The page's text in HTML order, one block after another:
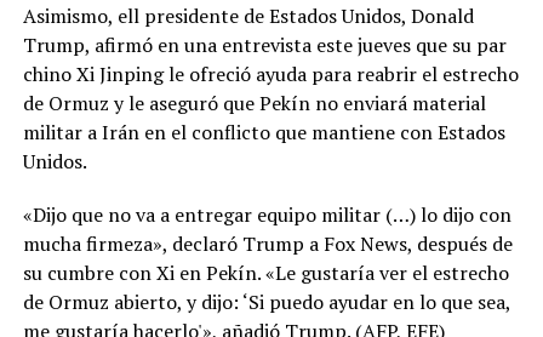
Asimismo, ell presidente de Estados Unidos, Donald
Trump, afirmó en una entrevista este jueves que su par
chino Xi Jinping le ofreció ayuda para reabrir el estrecho
de Ormuz y le aseguró que Pekín no enviará material
militar a Irán en el conflicto que mantiene con Estados
Unidos.
«Dijo que no va a entregar equipo militar (…) lo dijo con
mucha firmeza», declaró Trump a Fox News, después de
su cumbre con Xi en Pekín. «Le gustaría ver el estrecho
de Ormuz abierto, y dijo: ‘Si puedo ayudar en lo que sea,
me gustaría hacerlo'», añadió Trump. (AFP, EFE)